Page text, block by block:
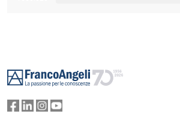
partecipativo e, in generale, assumere